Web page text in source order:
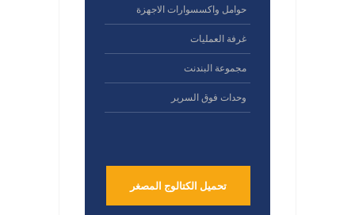
حوامل واكسسوارات الاجهزة
غرفة العمليات
مجموعة البندنت
وحدات فوق السرير
تحميل الكتالوج المصغر